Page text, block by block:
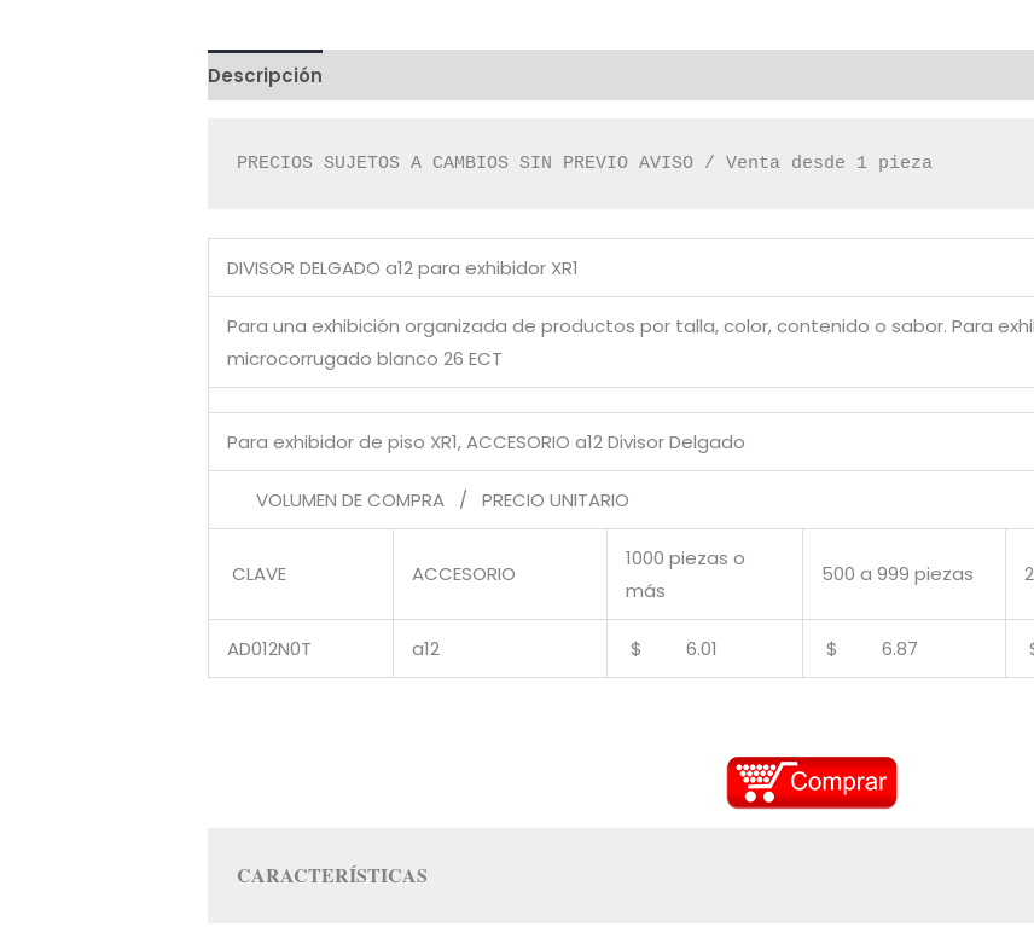
Descripción
PRECIOS SUJETOS A CAMBIOS SIN PREVIO AVISO / Venta desde 1 pieza
DIVISOR DELGADO a12 para exhibidor XR1
Para una exhibición organizada de productos por talla, color, contenido o sabor. Para
microcorrugado blanco 26 ECT
Para exhibidor de piso XR1, ACCESORIO a12 Divisor Delgado
VOLUMEN DE COMPRA / PRECIO UNITARIO
CLAVE ACCESORIO
1000 piezas o
más
500 a 999 piezas
AD012N0T a12 $ 6.01 $ 6.87
CARACTERÍSTICAS